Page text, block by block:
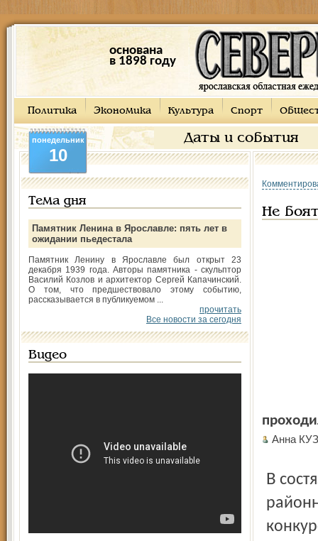
основана
в 1898 году
Политика Экономика Культура Спорт
Даты и события
понедельник
10
Тема дня
Памятник Ленина в Ярославле: пять лет в
ожидании пьедестала
Памятник Ленину в Ярославле был открыт 23
декабря 1939 года. Авторы памятника - скульптор
Василий Козлов и архитектор Сергей Капачинский.
О том, что предшествовало этому событию,
рассказывается в публикуемом ...
прочитать
Все новости за сегодня
Видео
Не
Анна
В состязании приняли участие 23 команды, победители